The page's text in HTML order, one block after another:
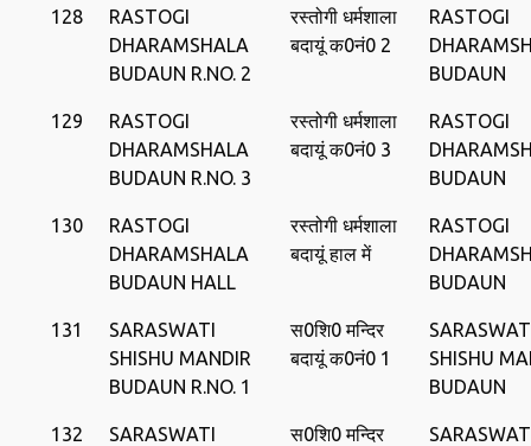
128
RASTOGI
DHARAMSHALA
BUDAUN R.NO. 2
रस्‍तोगी धर्मशाला
बदायूं क0नं0 2
RASTOGI
BUDAUN
129
RASTOGI
DHARAMSHALA
BUDAUN R.NO. 3
रस्‍तोगी धर्मशाला
बदायूं क0नं0 3
RASTOGI
BUDAUN
130
RASTOGI
DHARAMSHALA
BUDAUN HALL
रस्‍तोगी धर्मशाला
बदायूं हाल में
RASTOGI
BUDAUN
131
SARASWATI
SHISHU MANDIR
BUDAUN R.NO. 1
स0शि0 मन्दिर
बदायूं क0नं0 1
SHISHU
BUDAUN
132
SARASWATI
स0शि0 मन्दिर